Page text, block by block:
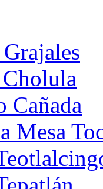
Cañada
Mesa